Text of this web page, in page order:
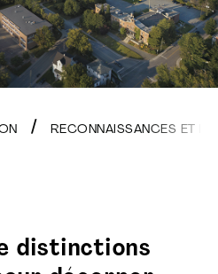
RECONNAISSANCES ET
distinctions